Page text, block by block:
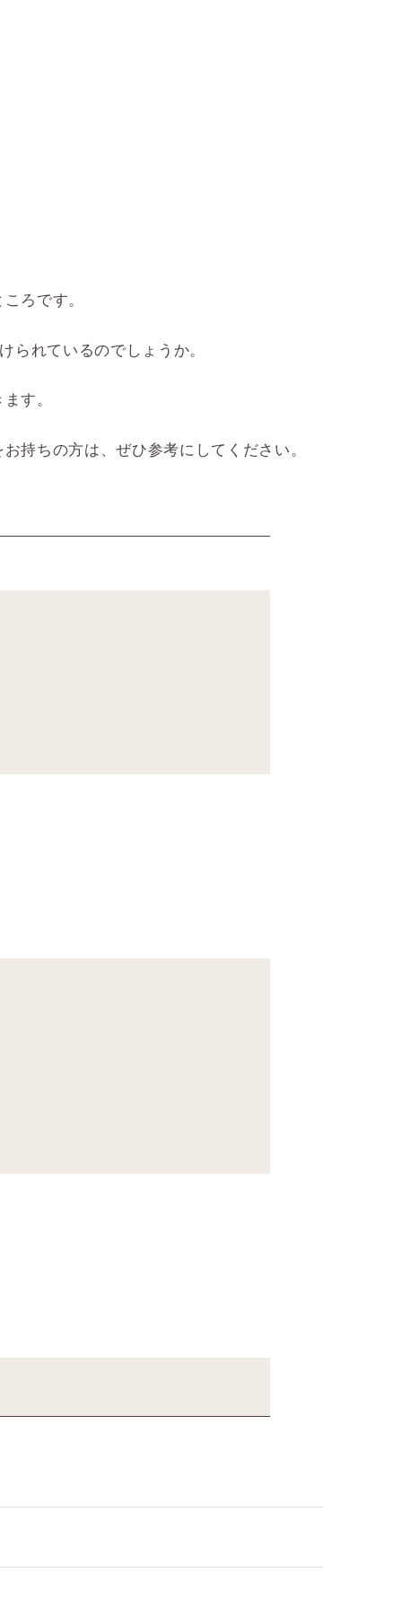
ろです。
られているのでしょうか。
す。
持ちの方は、ぜひ参考にしてください。